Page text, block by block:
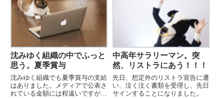
沈みゆく組織の中でふっと
思う。夏季賞与
沈みゆく組織でも夏季賞与の支給
はありました。メディアで公表さ
れている金額には程遠いですが家
中高年サラリーマン。突
然、リストラにあう！！！
先日、想定外のリストラ宣告に遭
い、泣く泣く書類を受理し、先日
サインすることになりました。